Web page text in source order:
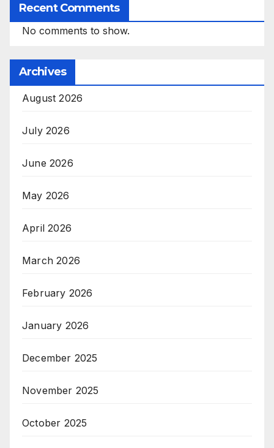
Recent Comments
No comments to show.
Archives
August 2026
July 2026
June 2026
May 2026
April 2026
March 2026
February 2026
January 2026
December 2025
November 2025
October 2025